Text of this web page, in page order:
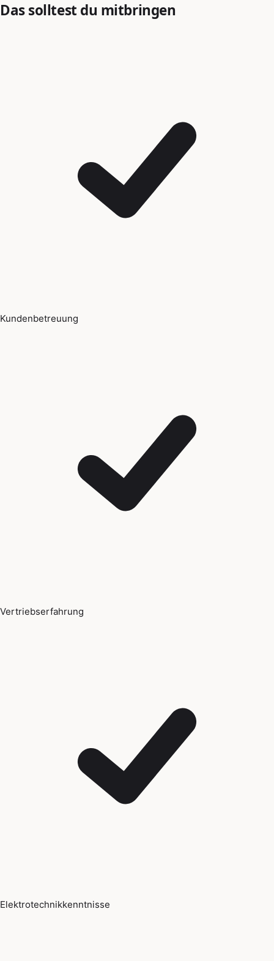
Das solltest du mitbringen
Kundenbetreuung
Vertriebserfahrung
Elektrotechnikkenntnisse